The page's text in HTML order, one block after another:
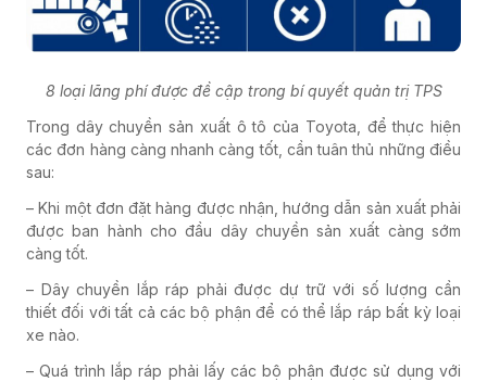
8 loại lãng phí được đề cập trong bí quyết quản trị TPS
Trong dây chuyền sản xuất ô tô của Toyota, để thực hiện
các đơn hàng càng nhanh càng tốt, cần tuân thủ những điều
sau:
– Khi một đơn đặt hàng được nhận, hướng dẫn sản xuất phải
được ban hành cho đầu dây chuyền sản xuất càng sớm
càng tốt.
– Dây chuyền lắp ráp phải được dự trữ với số lượng cần
thiết đối với tất cả các bộ phận để có thể lắp ráp bất kỳ loại
xe nào.
– Quá trình lắp ráp phải lấy các bộ phận được sử dụng với